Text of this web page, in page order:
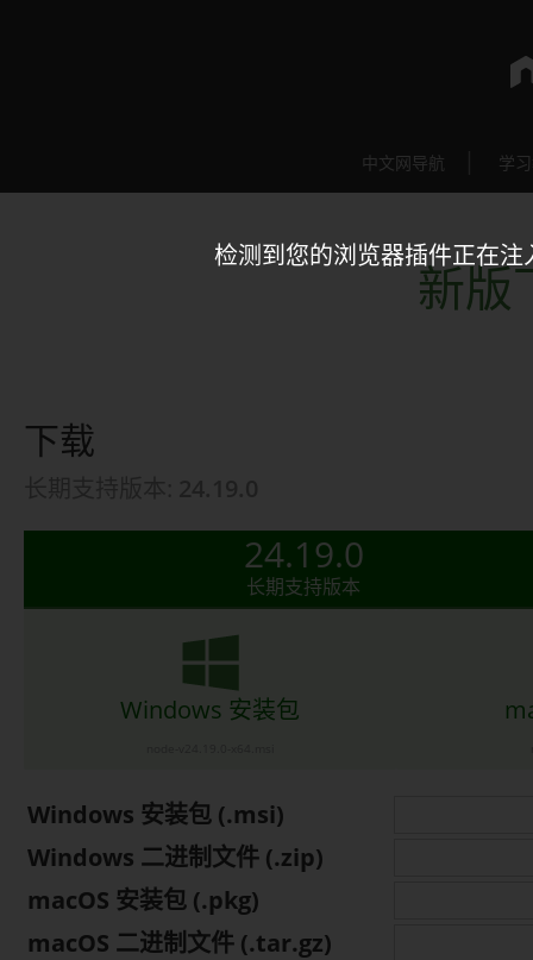
中文网导航 学
新版
下载
24.19.0
长期支持版本
Windows 安装包
Windows 安装包 (.msi)
Windows 二进制文件 (.zip)
macOS 安装包 (.pkg)
macOS 二进制文件 (.tar.gz)
检测到您的浏览器插件正在